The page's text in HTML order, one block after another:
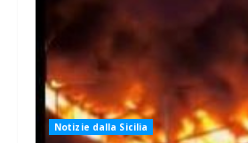
Notizie dalla Sicilia